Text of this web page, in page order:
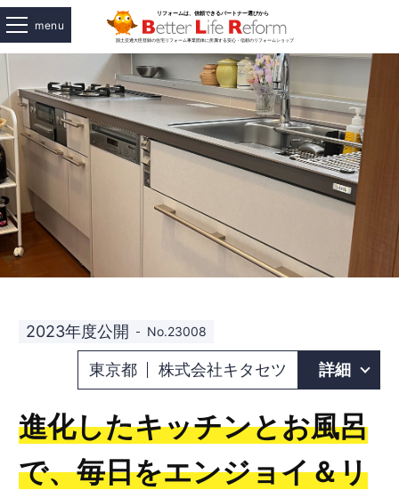
menu
2023年度公開 No.23008
東京都 株式会社キタセツ 詳細
進化したキッチンとお風呂
で、毎日をエンジョイ＆リ